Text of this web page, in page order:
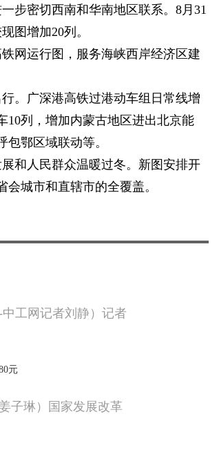
步密切西南和华南地区联系。8月31
图增加20列。
网运行图，服务海峡西岸经济区建
。广深港高铁过港动车组日常线增
10列，增加内蒙古地区进出北京能
鄂区域联动等。
和人民群众温暖过冬。新图安排开
城市和直辖市的全覆盖。
工网记者刘静）记者
元
子琳）国家发展改革